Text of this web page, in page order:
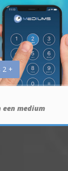
2 +
medium